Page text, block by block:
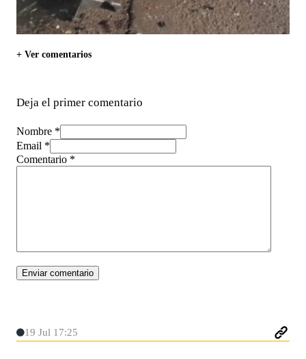
+ Ver comentarios
Deja el primer comentario
Nombre *
Email *
Comentario *
19 Jul 17:25